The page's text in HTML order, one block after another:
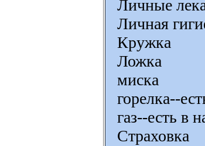
Личные
Личная
Кружка
Ложка
миска
горелка--
газ--есть в
Страховка